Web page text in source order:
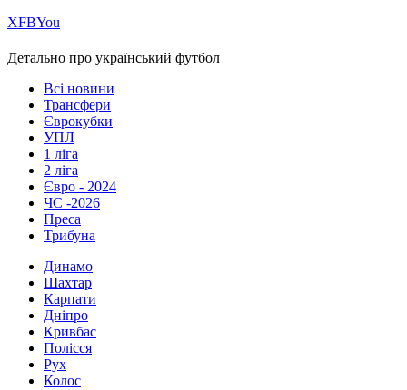
ХFBYou
Детально про український футбол
Всі новини
Трансфери
Єврокубки
УПЛ
1 ліга
2 ліга
Євро - 2024
ЧС -2026
Преса
Трибуна
Динамо
Шахтар
Карпати
Дніпро
Кривбас
Полісся
Рух
Колос